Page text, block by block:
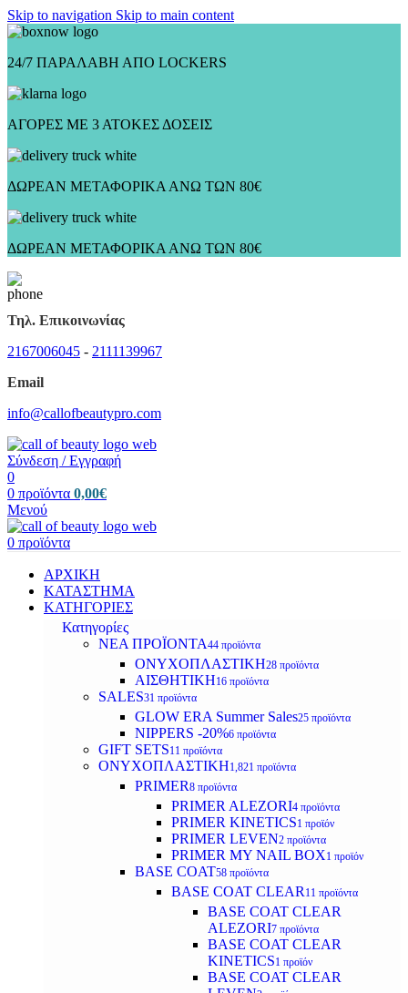
Skip to navigation Skip to main content
24/7 ΠΑΡΑΛΑΒΗ ΑΠΟ LOCKERS
ΑΓΟΡΕΣ ΜΕ 3 ΑΤΟΚΕΣ ΔΟΣΕΙΣ
ΔΩΡΕΑΝ ΜΕΤΑΦΟΡΙΚΑ ΑΝΩ ΤΩΝ 80€
ΔΩΡΕΑΝ ΜΕΤΑΦΟΡΙΚΑ ΑΝΩ ΤΩΝ 80€
Τηλ. Επικοινωνίας
2167006045 - 2111139967
Email
info@callofbeautypro.com
Σύνδεση / Εγγραφή
0
0 προϊόντα 0,00€
Μενού
0 προϊόντα
ΑΡΧΙΚΗ
ΚΑΤΑΣΤΗΜΑ
ΚΑΤΗΓΟΡΙΕΣ
Κατηγορίες
ΝΕΑ ΠΡΟΪΟΝΤΑ44 προϊόντα
ΟΝΥΧΟΠΛΑΣΤΙΚΗ28 προϊόντα
ΑΙΣΘΗΤΙΚΗ16 προϊόντα
SALES31 προϊόντα
GLOW ERA Summer Sales25 προϊόντα
NIPPERS -20%6 προϊόντα
GIFT SETS11 προϊόντα
ΟΝΥΧΟΠΛΑΣΤΙΚΗ1,821 προϊόντα
PRIMER8 προϊόντα
PRIMER ALEZORI4 προϊόντα
PRIMER KINETICS1 προϊόν
PRIMER LEVEN2 προϊόντα
PRIMER MY NAIL BOX1 προϊόν
BASE COAT58 προϊόντα
BASE COAT CLEAR 11 προϊόντα
BASE COAT CLEAR
ALEZORI7 προϊόντα
BASE COAT CLEAR
KINETICS1 προϊόν
BASE COAT CLEAR